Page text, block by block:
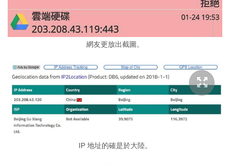
網友更放出截圖。
IP 地址的確是於大陸。